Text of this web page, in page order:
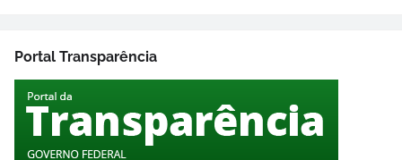
Portal Transparência